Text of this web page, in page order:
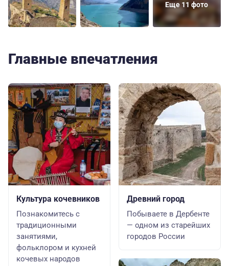
Еще 11 фото
Главные впечатления
Культура кочевников
Познакомитесь с
традиционными
занятиями,
фольклором и кухней
кочевых народов
Древний город
Побываете в Дербенте
— одном из старейших
городов России